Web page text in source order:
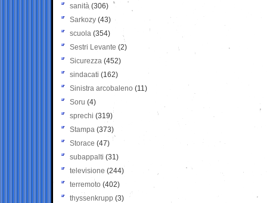
sanità (306)
Sarkozy (43)
scuola (354)
Sestri Levante (2)
Sicurezza (452)
sindacati (162)
Sinistra arcobaleno (11)
Soru (4)
sprechi (319)
Stampa (373)
Storace (47)
subappalti (31)
televisione(244)
terremoto (402)
thyssenkrupp (3)